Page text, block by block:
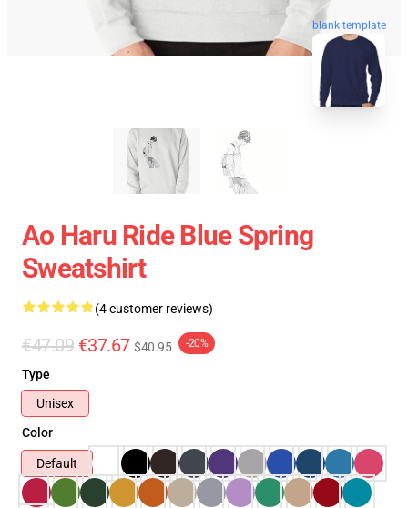
blank template
Ao Haru Ride Blue Spring
Sweatshirt
(4 customer reviews)
€47.09 €37.67 $40.95 -20%
Type
Unisex
Color
Default